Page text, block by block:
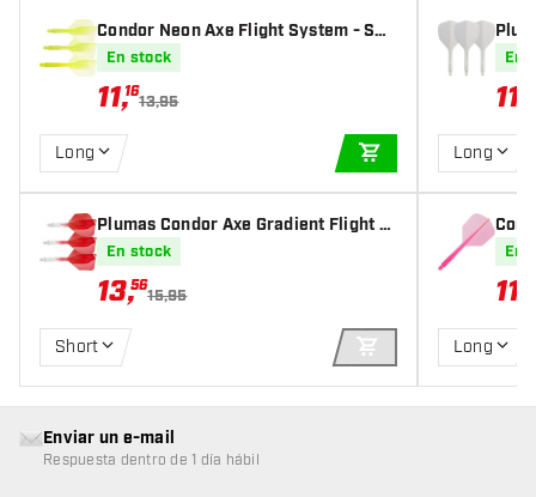
Condor Neon Axe Flight System - Sm
all Yellow
En stock
11,16
13,95
Long
AÑADIR A LA
Plumas Condor Axe Gradient Flight S
ystem - Small Red
En stock
13,56
15,95
Short
AÑADIR A LA CESTA
En
11
Long
all
En
11
Long
Enviar un e-mail
Respuesta dentro de 1 día hábil